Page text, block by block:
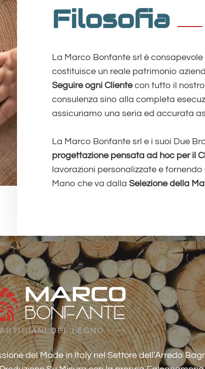
Filosofia
La Marco Bonfante srl è
costituisce un reale patrimonio
Seguire ogni Clientecon tutto il nostro
consulenza sino alla completa
assicuriamo una seria ed accurata
La Marco Bonfante srl e i suoi Due
progettazione pensata ad hoc per il
lavorazioni personalizzate e
Mano che va dalla Selezione della
del Made in Italy nel Settore dell’Arredo